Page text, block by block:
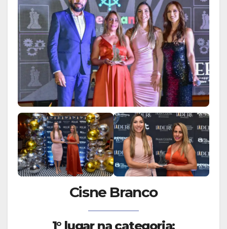
Cisne Branco
1° lugar na categoria: